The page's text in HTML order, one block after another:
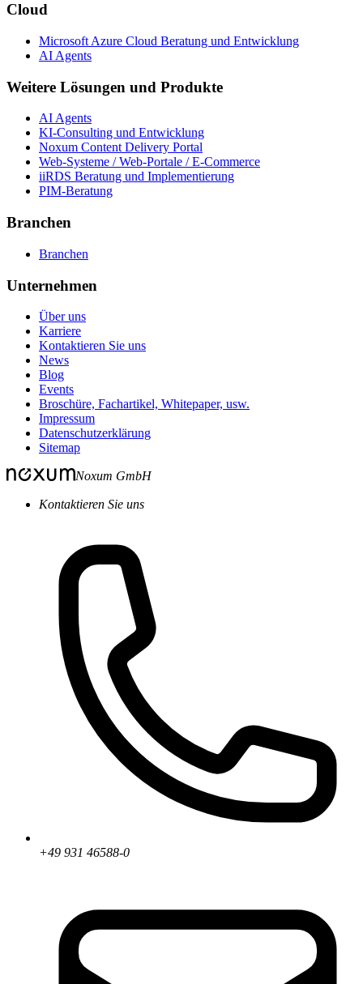
Cloud
Microsoft Azure Cloud Beratung und Entwicklung
AI Agents
Weitere Lösungen und Produkte
AI Agents
KI-Consulting und Entwicklung
Noxum Content Delivery Portal
Web-Systeme / Web-Portale / E-Commerce
iiRDS Beratung und Implementierung
PIM-Beratung
Branchen
Branchen
Unternehmen
Über uns
Karriere
Kontaktieren Sie uns
News
Blog
Events
Broschüre, Fachartikel, Whitepaper, usw.
Impressum
Datenschutzerklärung
Sitemap
Noxum GmbH
Kontaktieren Sie uns
+49 931 46588-0